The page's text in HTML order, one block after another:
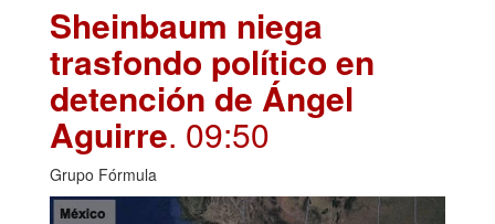
Sheinbaum niega
trasfondo político en
detención de Ángel
Aguirre. 09:50
Grupo Fórmula